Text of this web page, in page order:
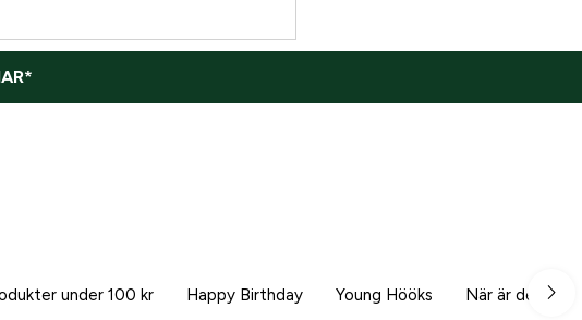
under 100 kr Happy Birthday Young Hööks När är det